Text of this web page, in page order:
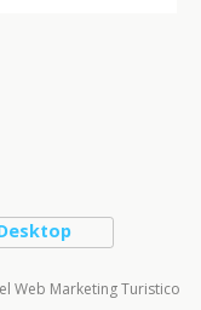
Web Marketing Turistico